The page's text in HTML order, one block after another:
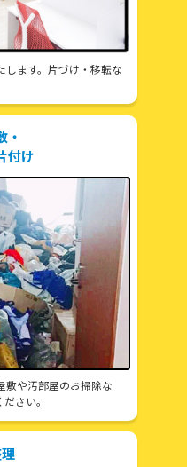
します。片づけ・移転な
・
付け
敷や汚部屋のお掃除な
さい。